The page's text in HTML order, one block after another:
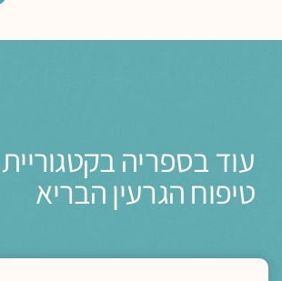
עוד בספריה
טיפוח הגרעין הבריא